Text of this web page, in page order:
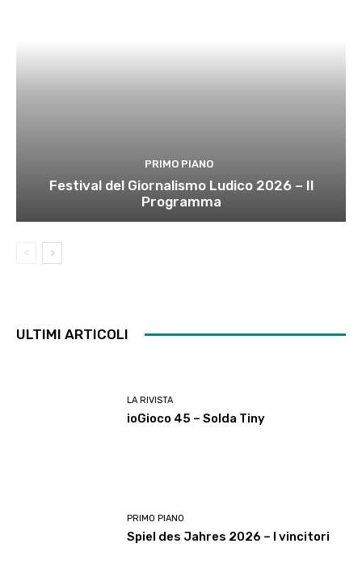
PRIMO PIANO
Festival del Giornalismo Ludico 2026 – Il
Programma
ULTIMI ARTICOLI
LA RIVISTA
ioGioco 45 – Solda Tiny
PRIMO PIANO
Spiel des Jahres 2026 – I vincitori